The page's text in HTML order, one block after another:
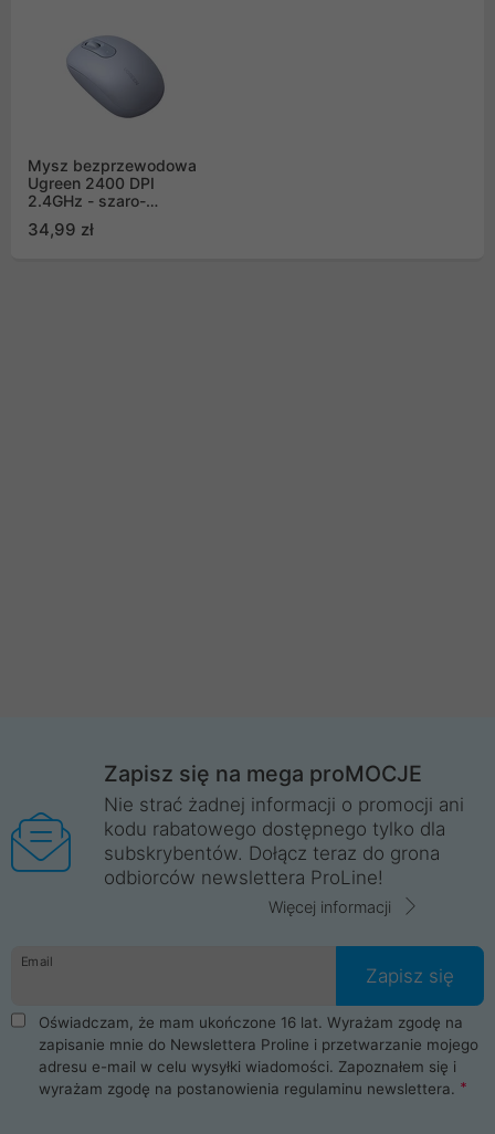
Mysz bezprzewodowa
Ugreen 2400 DPI
2.4GHz - szaro-
34,99 zł
Zapisz się na mega proMOCJE
Nie strać żadnej informacji o promocji ani
kodu rabatowego dostępnego tylko dla
subskrybentów. Dołącz teraz do grona
odbiorców newslettera ProLine!
Więcej informacji
Email
Zapisz się
Oświadczam, że mam ukończone 16 lat. Wyrażam zgodę na
zapisanie mnie do Newslettera Proline i przetwarzanie mojego
adresu e-mail w celu wysyłki wiadomości. Zapoznałem się i
wyrażam zgodę na postanowienia regulaminu newslettera.